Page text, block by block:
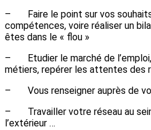
– Faire le point sur vos souhaits
compétences, voire réaliser un
êtes dans le « flou »
– Etudier le marché de
métiers, repérer les attentes des
– Vous renseigner auprès de
– Travailler votre réseau au
l’extérieur …